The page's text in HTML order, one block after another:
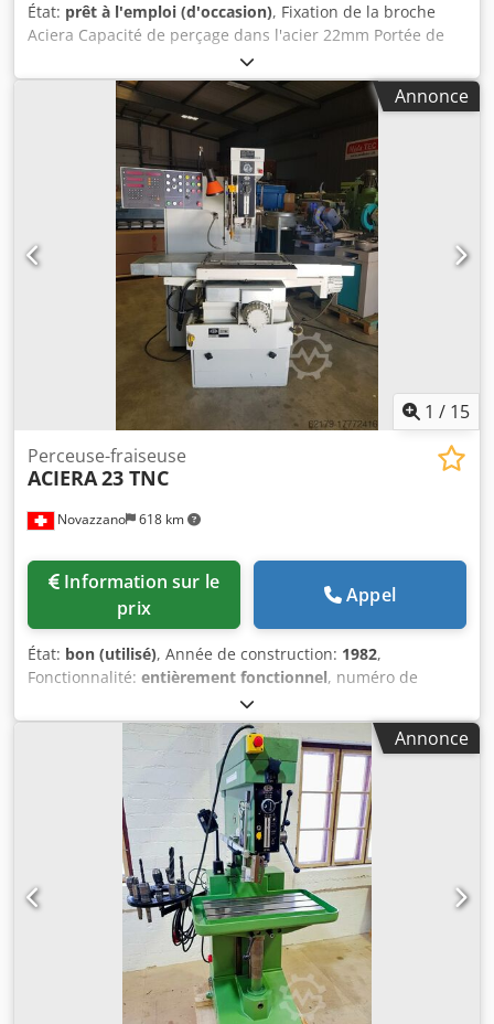
État: prêt à l'emploi (d'occasion), Fixation de la broche
Aciera Capacité de perçage dans l'acier 22mm Portée de
270 mm Dimensions de la table 700 x 370 mm Credpfxouy
R T To Aahsf Vitesse de rotation de la broche en continu
40-3'600 t/min MARCELS MACHINES CH
Annonce
1 / 15
Novazzano 618 km
Perceuse-fraiseuse
ACIERA23 TNC
prix
Appel
État: bon (utilisé), Année de construction: 1982,
Fonctionnalité: entièrement fonctionnel, numéro de
, PERCEUSE ACIERA 23 CNC Avec
système de changement rapide Aciera ISO30 Machine
testée et 100% fonctionnelle Excellent rapport qualité/prix
AVEC CNC HEIDENHAIN TNC 125 Caractéristiques
techniques Capacité de perçage dans l'acier 23 mm
Taraudage dans l'acier M18 Cjdpfx Aaju Tn Raehsrf
Vitesses de rotation de la broche : en continu de 45 tr/min
à 4000 tr/min Course de la broche 120 mm Longueur de la
table 590 mm Largeur de la table 320 mm Distance entre
la table et la broche min. 110 mm Distance entre la table
et la broche max. 570 mm Course de travail longitudinale
500 mm Course de travail transversale 300 mm Avances
0.02-0.6 mm/min Raccordement 50 Hz 3x 380 Volt
Puissance 4.0 kWA Poids de la machine env. 2110 kg
Annonce